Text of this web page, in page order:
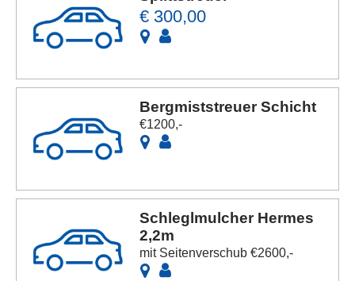
€ 300,00
Bergmiststreuer Schicht
€1200,-
Schleglmulcher Hermes
2,2m
mit Seitenverschub €2600,-